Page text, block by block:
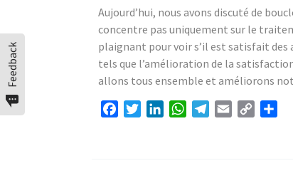
Aujourd’hui, nous avons discuté de
concentre pas uniquement sur le
plaignant pour voir s’il est satisfait
tels que l’amélioration de la
allons tous ensemble et améliorons
FacebookTwitterLinkedInWhatsAppTelegram
Email Copy
Feedback